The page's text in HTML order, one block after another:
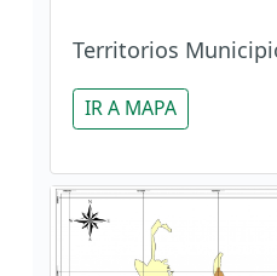
Territorios
IR A MAPA